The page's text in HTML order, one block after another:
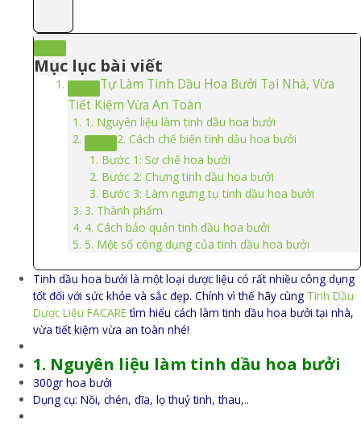
Mục lục bài viết
Tự Làm Tinh Dầu Hoa Bưởi Tại Nhà, Vừa
Tiết Kiệm Vừa An Toàn
1. Nguyên liệu làm tinh dầu hoa bưởi
2. Cách chế biến tinh dầu hoa bưởi
Bước 1: Sơ chế hoa bưởi
Bước 2: Chưng tinh dầu hoa bưởi
Bước 3: Làm ngưng tụ tinh dầu hoa bưởi
3. Thành phẩm
4. Cách bảo quản tinh dầu hoa bưởi
5. Một số công dụng của tinh dầu hoa bưởi
Tinh dầu hoa bưởi là một loại dược liệu có rất nhiều công dụng
tốt đối với sức khỏe và sắc đẹp. Chính vì thế hãy cùng Tinh Dầu
Dược Liệu FACAREtìm hiểu cách làm tinh dầu hoa bưởi tại nhà,
vừa tiết kiệm vừa an toàn nhé!
1. Nguyên liệu làm tinh dầu hoa bưởi
300gr hoa bưởi
Dụng cụ: Nồi, chén, dĩa, lọ thuỷ tinh, thau,..